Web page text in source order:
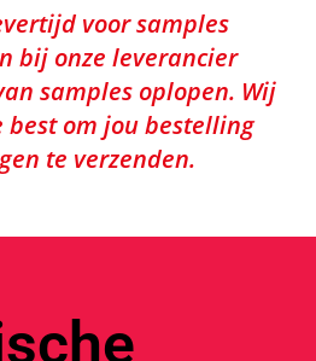
voor samples
bij onze leverancier
samples oplopen. Wij
best om jou bestelling
te verzenden.